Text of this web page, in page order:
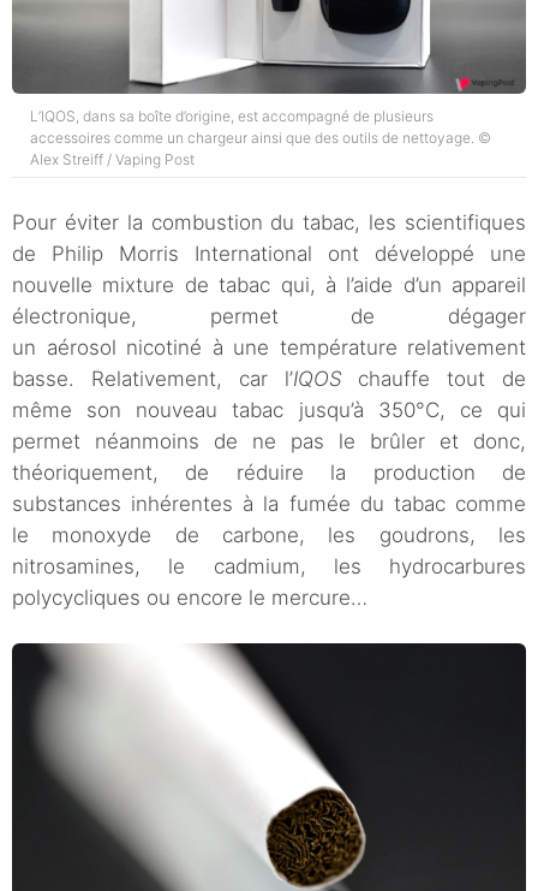
L’IQOS, dans sa boîte d’origine, est accompagné de plusieurs
accessoires comme un chargeur ainsi que des outils de nettoyage. ©
Alex Streiff / Vaping Post
Pour éviter la combustion du tabac, les scientifiques
de Philip Morris International ont développé une
nouvelle mixture de tabac qui, à l’aide d’un appareil
électronique, permet de dégager
un aérosol nicotiné à une température relativement
basse. Relativement, car l’IQOS chauffe tout de
même son nouveau tabac jusqu’à 350°C, ce qui
permet néanmoins de ne pas le brûler et donc,
théoriquement, de réduire la production de
substances inhérentes à la fumée du tabac comme
le monoxyde de carbone, les goudrons, les
nitrosamines, le cadmium, les hydrocarbures
polycycliques ou encore le mercure…